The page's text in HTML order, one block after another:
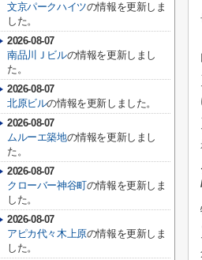
文京パークハイツの情報を更新しま
した。
2026-08-07
南品川Ｊビルの情報を更新しまし
た。
2026-08-07
北原ビルの情報を更新しました。
2026-08-07
ムルーエ築地の情報を更新しまし
た。
2026-08-07
クローバー神谷町の情報を更新しま
した。
2026-08-07
アピカ代々木上原の情報を更新しま
した。